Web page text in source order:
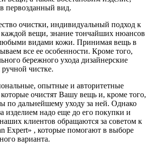
первозданный вид.
очистки, индивидуальный подход к
вещи, знание тончайших нюансов
видами кожи. Принимая вещь в
все ее особенности. Кроме того,
бережного ухода дизайнерские
чистке.
опытные и авторитетные
очистят Вашу вещь и, кроме того,
по дальнейшему уходу за ней. Однако
изделием надо еще до его покупки и
клиентов обращаются за советом к
Expert» , которые помогают в выборе
варианта.